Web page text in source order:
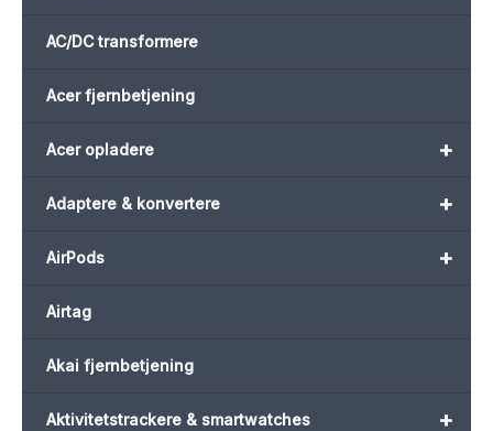
AC/DC transformere
Acer fjernbetjening
+
Acer opladere
+
Adaptere & konvertere
+
AirPods
Airtag
Akai fjernbetjening
+
Aktivitetstrackere & smartwatches